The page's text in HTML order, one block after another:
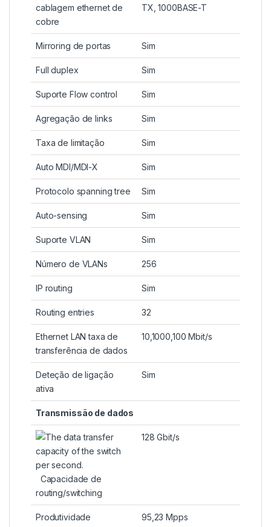
cablagem ethernet de
cobre
TX, 1000BASE-T
Mirroring de portas Sim
Full duplex Sim
Suporte Flow control Sim
Agregação de links Sim
Taxa de limitação Sim
Auto MDI/MDI-X Sim
Protocolo spanning tree Sim
Auto-sensing Sim
Suporte VLAN Sim
Número de VLANs 256
IP routing Sim
Routing entries 32
Ethernet LAN taxa de
transferência de dados
10,1000,100 Mbit/s
Deteção de ligação
ativa
Sim
Transmissão de dados
Capacidade de
routing/switching
128 Gbit/s
Produtividade 95,23 Mpps